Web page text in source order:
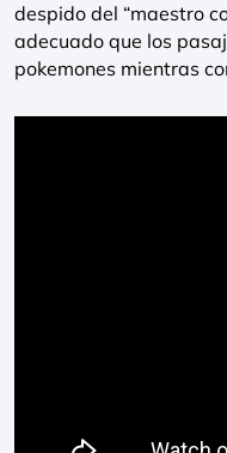
despido del “maestro
adecuado que los
pokemones mientras